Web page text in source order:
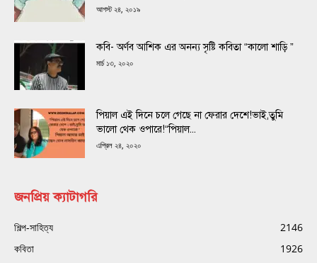
আগস্ট ২৪, ২০১৯
কবি- অর্ণব আশিক এর অনন্য সৃষ্টি কবিতা “কালো শাড়ি ”
মার্চ ১৩, ২০২০
পিয়াল এই দিনে চলে গেছে না ফেরার দেশে!ভাই,তুমি
ভালো থেক ওপারে!“পিয়াল...
এপ্রিল ২৪, ২০২০
জনপ্রিয় ক্যাটাগরি
শিল্প-সাহিত্য
2146
কবিতা
1926